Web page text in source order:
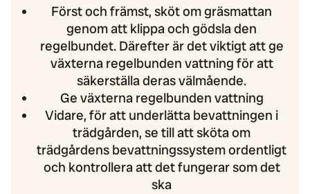
Först och främst, sköt om gräsmattan
genom att klippa och gödsla den
regelbundet. Därefter är det viktigt att ge
växterna regelbunden vattning för att
säkerställa deras välmående.
Ge växterna regelbunden vattning
Vidare, för att underlätta bevattningen i
trädgården, se till att sköta om
trädgårdens bevattningssystem ordentligt
och kontrollera att det fungerar som det
ska